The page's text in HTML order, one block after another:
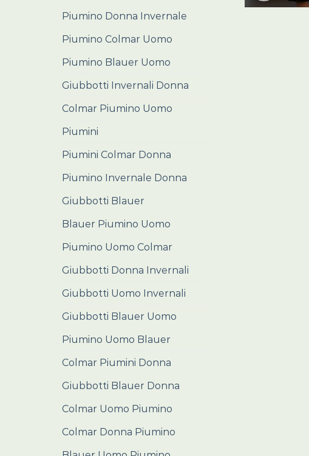
Piumino Donna Invernale
Piumino Colmar Uomo
Piumino Blauer Uomo
Giubbotti Invernali Donna
Colmar Piumino Uomo
Piumini
Piumini Colmar Donna
Piumino Invernale Donna
Giubbotti Blauer
Blauer Piumino Uomo
Piumino Uomo Colmar
Giubbotti Donna Invernali
Giubbotti Uomo Invernali
Giubbotti Blauer Uomo
Piumino Uomo Blauer
Colmar Piumini Donna
Giubbotti Blauer Donna
Colmar Uomo Piumino
Colmar Donna Piumino